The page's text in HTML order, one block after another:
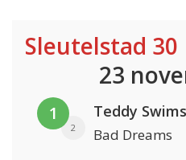
Sleutelstad 30
23
1
2
Teddy Swims
Bad Dreams